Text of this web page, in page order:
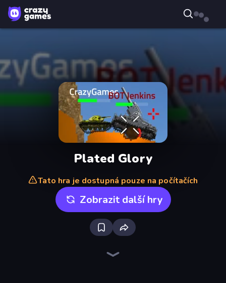
Plated Glory
Tato hra je dostupná pouze na počítačích
Zobrazit další hry